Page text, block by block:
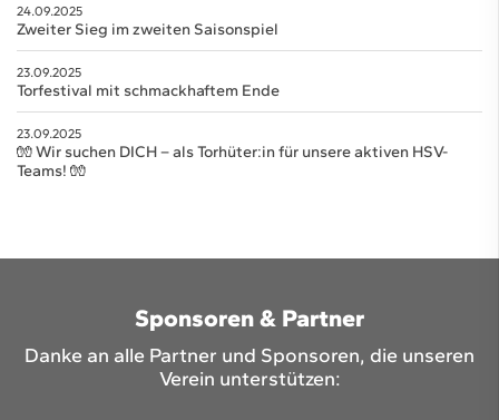
24.09.2025
Zweiter Sieg im zweiten Saisonspiel
23.09.2025
Torfestival mit schmackhaftem Ende
23.09.2025
🧤 Wir suchen DICH – als Torhüter:in für unsere aktiven HSV-
Teams! 🧤
Sponsoren & Partner
Danke an alle Partner und Sponsoren, die unseren
Verein unterstützen: